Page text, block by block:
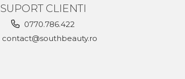
SUPORT CLIENTI
0770.786.422
contact@southbeauty.ro